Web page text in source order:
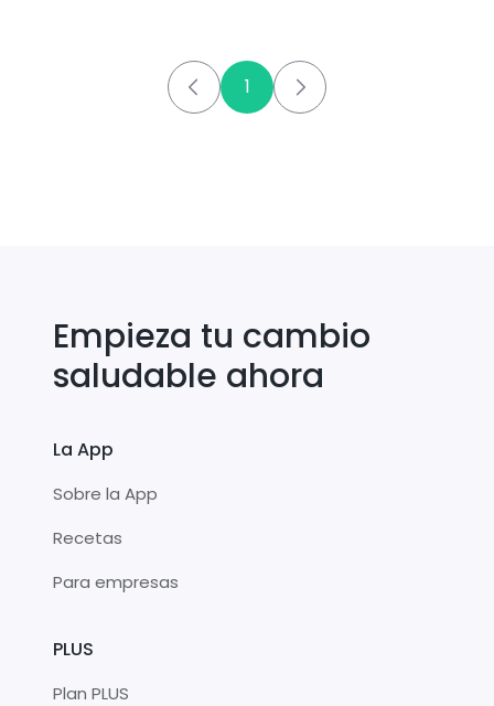
1
Empieza tu cambio
saludable ahora
La App
Sobre la App
Recetas
Para empresas
PLUS
Plan PLUS